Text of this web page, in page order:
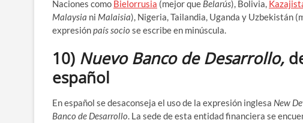
Naciones como Bielorrusia (mejor que Belarús), Bolivia,
Malaysia ni Malaisia), Nigeria, Tailandia, Uganda y Uzbekistán
expresiónpaís socio se escribe en minúscula.
10) Nuevo Banco de Desarrollo,
español
En español se desaconseja el uso de la expresión inglesa New
Banco de Desarrollo. La sede de esta entidad financiera se